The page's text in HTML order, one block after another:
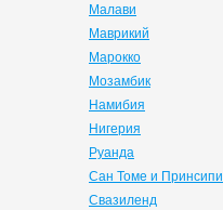
Малави
Маврикий
Марокко
Мозамбик
Намибия
Нигерия
Руанда
Сан Томе и Принсипи
Свазиленд